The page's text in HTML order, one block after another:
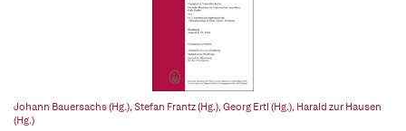
Johann Bauersachs (Hg.),Stefan Frantz (Hg.),Georg Ertl (Hg.), Harald zur Hausen
(Hg.)